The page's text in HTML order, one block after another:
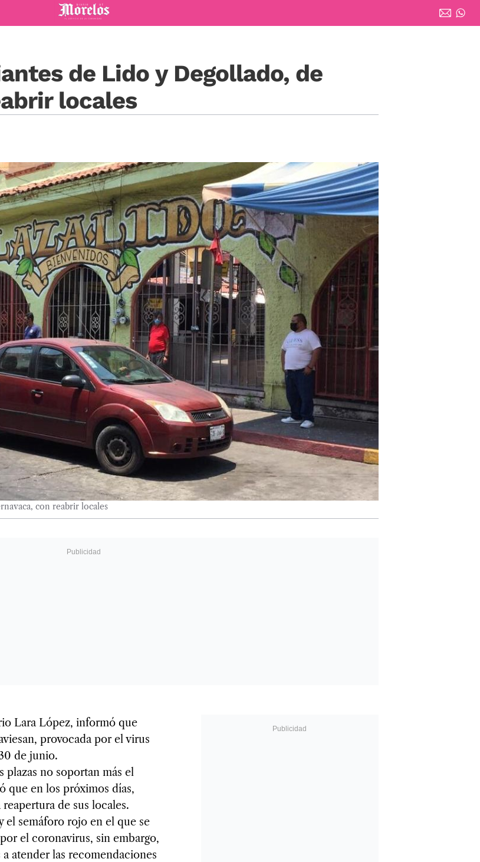
Diario de Morelos
de Lido y Degollado, de
locales
con reabrir locales
Lara López, informó que
provocada por el virus
de junio.
plazas no soportan más el
que en los próximos días,
de sus locales.
el semáforo rojo en el que se
el coronavirus, sin embargo,
atender las recomendaciones